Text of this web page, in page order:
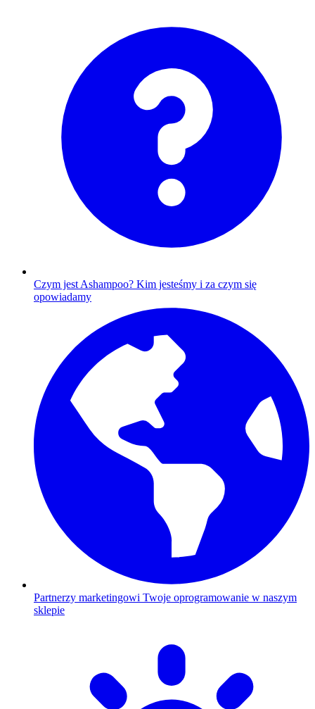
Czym jest Ashampoo? Kim jesteśmy i za czym się
opowiadamy
Partnerzy marketingowi Twoje oprogramowanie w naszym
sklepie